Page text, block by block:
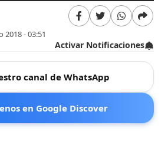
2018 - 03:51
Activar Notificaciones
canal de WhatsApp
en Google Discover